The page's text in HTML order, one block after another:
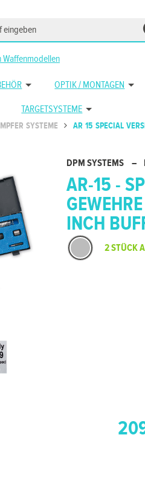
Waffenmodellen
OPTIK / MONTAGEN
TARGETSYSTEME
SYSTEME
AR 15 SPECIAL
DPM SYSTEMS –
AR-15 -
INCH
2 STÜCK